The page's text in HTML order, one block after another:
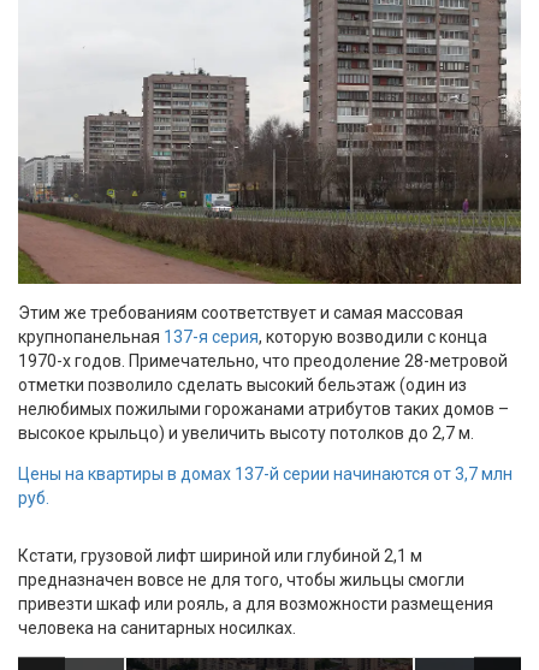
Этим же требованиям соответствует и самая массовая
крупнопанельная 137-я серия, которую возводили с конца
1970-х годов. Примечательно, что преодоление 28-метровой
отметки позволило сделать высокий бельэтаж (один из
нелюбимых пожилыми горожанами атрибутов таких домов –
высокое крыльцо) и увеличить высоту потолков до 2,7 м.
Цены на квартиры в домах 137-й серии начинаются от 3,7 млн
руб.
Кстати, грузовой лифт шириной или глубиной 2,1 м
предназначен вовсе не для того, чтобы жильцы смогли
привезти шкаф или рояль, а для возможности размещения
человека на санитарных носилках.